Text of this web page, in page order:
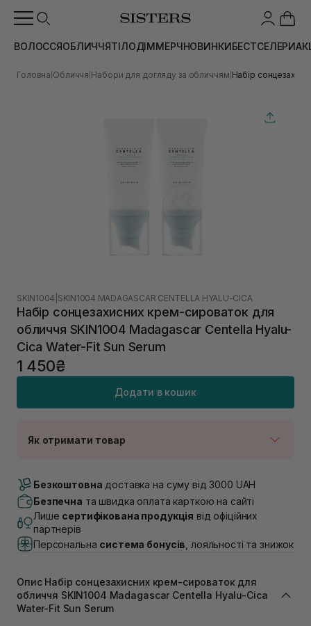
ВОЛОССЯОБЛИЧЧЯТІЛОДІММЕРЧНОВИНКИБЕСТСЕЛЕРИ
Головна Обличчя Набори для догляду за обличчям Набір
SKIN1004 SKIN1004 MADAGASCAR CENTELLA HYALU-CICA
Набір сонцезахисних крем-сироваток для
обличчя SKIN1004 Madagascar Centella Hyalu-
Cica Water-Fit Sun Serum
1 450₴
Додати в кошик
Як отримати товар
Немає в наявності!
В наявності
Самовивіз м. Львів, вул. Академіка Підстригача, 1В
(Duck’s Lake)
Немає в наявності!
В наявності
Самовивіз м. Львів, вул. Степана Бандери 45
В наявності
Безкоштовна доставка на суму від 3000 UAH
Безпечна та швидка оплата карткою на сайті
Лише сертифікована продукція від офіційних
партнерів
Персональна система бонусів , лояльності та знижок
Опис Набір сонцезахисних крем-сироваток для
обличчя SKIN1004 Madagascar Centella Hyalu-Cica
Water-Fit Sun Serum